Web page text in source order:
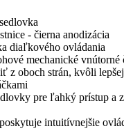
- čierna anodizácia
diaľkového ovládania
mechanické vnútorné
z oboch strán, kvôli
pre ľahký prístup a
intuitívnejšie